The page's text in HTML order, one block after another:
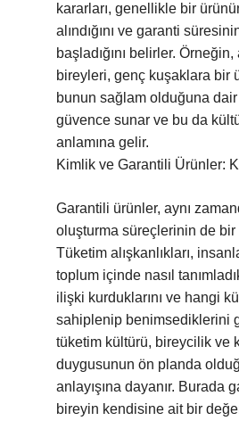
kararları, genellikle bir
alındığını ve garanti
başladığını belirler.
bireyleri, genç kuşaklara bir
bunun sağlam olduğuna
güvence sunar ve bu da
anlamına gelir.
Kimlik ve Garantili Ürünler:
Garantili ürünler, aynı
oluşturma süreçlerinin de bir
Tüketim alışkanlıkları,
toplum içinde nasıl
ilişki kurduklarını ve hangi
sahiplenip benimsediklerini
tüketim kültürü, bireycilik ve
duygusunun ön planda
anlayışına dayanır. Burada
bireyin kendisine ait bir